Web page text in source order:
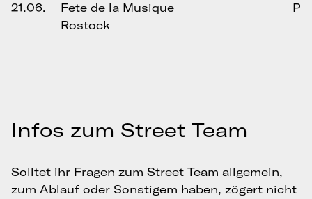
21.06.
Fete de la Musique
Rostock
P
Infos zum Street Team
Solltet ihr Fragen zum Street Team allgemein,
zum Ablauf oder Sonstigem haben, zögert nicht